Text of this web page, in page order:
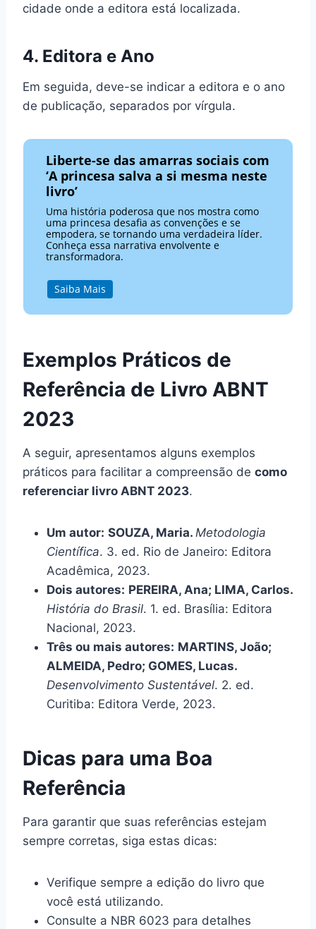
cidade onde a editora está localizada.
4. Editora e Ano
Em seguida, deve-se indicar a editora e o ano
de publicação, separados por vírgula.
Liberte-se das amarras sociais com
‘A princesa salva a si mesma neste
livro’
Uma história poderosa que nos mostra como
uma princesa desafia as convenções e se
empodera, se tornando uma verdadeira líder.
Conheça essa narrativa envolvente e
transformadora.
Saiba Mais
Exemplos Práticos de
Referência de Livro ABNT
2023
A seguir, apresentamos alguns exemplos
práticos para facilitar a compreensão de como
referenciar livro ABNT 2023.
Um autor: SOUZA, Maria. Metodologia
Científica. 3. ed. Rio de Janeiro: Editora
Acadêmica, 2023.
Dois autores: PEREIRA, Ana; LIMA, Carlos.
História do Brasil. 1. ed. Brasília: Editora
Nacional, 2023.
Três ou mais autores: MARTINS, João;
ALMEIDA, Pedro; GOMES, Lucas.
Desenvolvimento Sustentável. 2. ed.
Curitiba: Editora Verde, 2023.
Dicas para uma Boa
Referência
Para garantir que suas referências estejam
sempre corretas, siga estas dicas:
Verifique sempre a edição do livro que
você está utilizando.
Consulte a NBR 6023 para detalhes